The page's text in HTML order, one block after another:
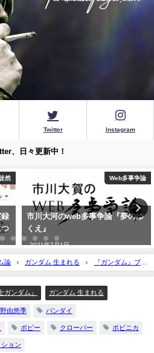
Twitter Instagram
、日々更新中！
論 ガンプラ
『ガンプラり歩き旅』その97 ～C
とDの間に何があったのか？ ア
クシズの量産型モビル・スーツ、
論 ガンダム 生まれる
『ガンダム』ブー
！』第9回『ガンプラを語り尽くせ！・1』
ガンダム』 ガンダム 生まれる
由悠季 バンダイ
ポピー クローバー ポピニカ
ョン